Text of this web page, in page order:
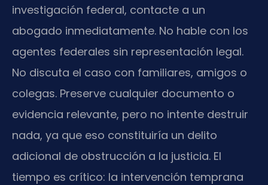
investigación federal, contacte a un
abogado inmediatamente. No hable con los
agentes federales sin representación legal.
No discuta el caso con familiares, amigos o
colegas. Preserve cualquier documento o
evidencia relevante, pero no intente destruir
nada, ya que eso constituiría un delito
adicional de obstrucción a la justicia. El
tiempo es crítico: la intervención temprana